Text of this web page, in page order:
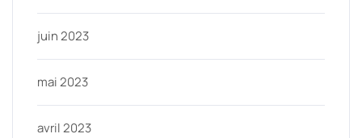
juin 2023
mai 2023
avril 2023